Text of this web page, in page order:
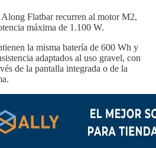
Flatbar recurren al motor M2,
máxima de 1.100 W.
la misma batería de 600 Wh y
adaptados al uso gravel, con
de la pantalla integrada o de la